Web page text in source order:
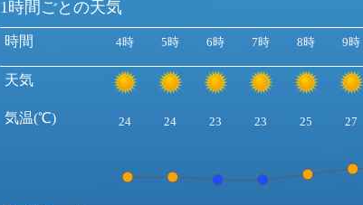
1時間ごとの天気
時間
天気
気温(℃)
4時 5時 6時 7時 8時 9時
24 24 23 23 25 27